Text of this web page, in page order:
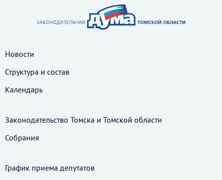
Новости
Структура и состав
Календарь
Законодательство Томска и Томской области
Собрания
График приема депутатов